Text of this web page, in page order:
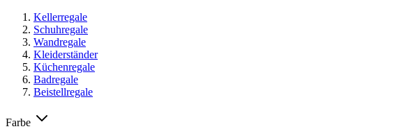
Kellerregale
Schuhregale
Wandregale
Kleiderständer
Küchenregale
Badregale
Beistellregale
Farbe